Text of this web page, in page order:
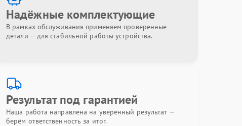
Надёжные комплектующие
В рамках обслуживания применяем проверенные
детали — для стабильной работы устройства.
Результат под гарантией
Наша работа направлена на уверенный результат —
берём ответственность за итог.